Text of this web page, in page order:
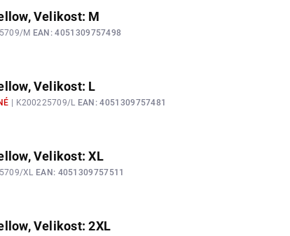
Velikost: M
M EAN: 4051309757498
Velikost: L
| K200225709/L EAN: 4051309757481
Velikost: XL
XL EAN: 4051309757511
Velikost: 2XL